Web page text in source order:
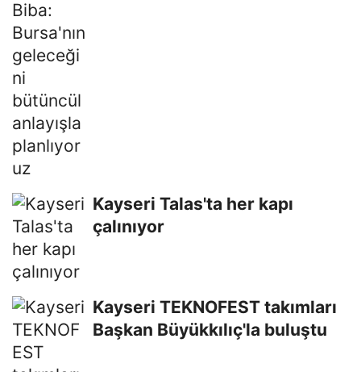
Kayseri Talas'ta her kapı
çalınıyor
Kayseri TEKNOFEST takımları
Başkan Büyükkılıç'la buluştu